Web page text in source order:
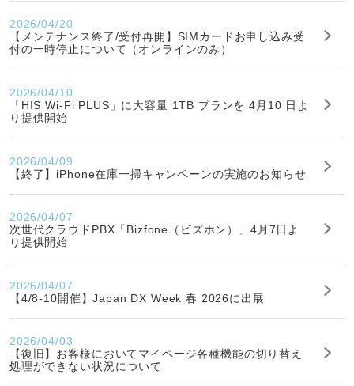
2026/04/20
【メンテナンス終了/受付再開】SIMカードお申し込み受
付の一時停止について（オンラインのみ）
2026/04/10
「HIS Wi-Fi PLUS」に大容量 1TB プランを 4月10 日よ
り提供開始
2026/04/09
【終了】iPhone在庫一掃キャンペーンの実施のお知らせ
2026/04/07
次世代クラウドPBX「Bizfone（ビズホン）」4月7日よ
り提供開始
2026/04/07
【4/8-10開催】Japan DX Week 春 2026に出展
2026/04/03
【復旧】お客様においてマイページ各種機能の切り替え
処理ができない状況について